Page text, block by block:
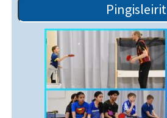
Pingisleirit